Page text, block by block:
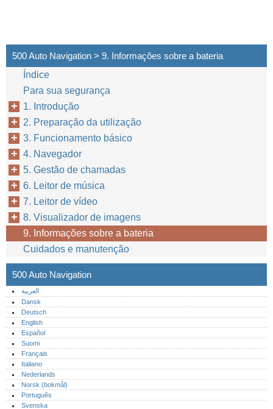
500 Auto Navigation > 9. Informações sobre a bateria
Índice
Para sua segurança
1. Introdução
2. Preparação da utilização
3. Funcionamento básico
4. Navegador
5. Gestão de chamadas
6. Leitor de música
7. Leitor de vídeo
8. Visualizador de imagens
9. Informações sobre a bateria
Cuidados e manutenção
500 Auto Navigation
العربية
Dansk
Deutsch
English
Español
Suomi
Français
Italiano
Nederlands
Norsk (bokmål)‎
Português‎
Svenska